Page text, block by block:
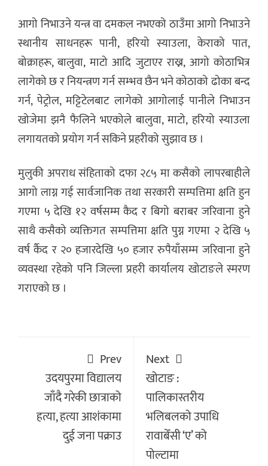
आगो निभाउने यन्त्र वा दमकल नभएको ठाउँमा आगो निभाउने
स्थानीय साधनहरू पानी, हरियो स्याउला, केराको पात,
बोक्राहरू, बालुवा, माटो आदि जुटाएर राख्न, आगो कोठाभित्र
लागेको छ र नियन्त्रण गर्न सम्भव छैन भने कोठाको ढोका बन्द
गर्न, पेट्रोल, मट्टिटेलबाट लागेको आगोलाई पानीले निभाउन
खोजेमा झनै फैलिने भएकोले बालुवा, माटो, हरियो स्याउला
लगायतको प्रयोग गर्न सकिने प्रहरीको सुझाव छ ।
मुलुकी अपराध संहिताको दफा २८५ मा कसैको लापरबाहीले
आगो लाग्न गई सार्वजानिक तथा सरकारी सम्पत्तिमा क्षति हुन
गएमा ५ देखि १२ वर्षसम्म कैद र बिगो बराबर जरिवाना हुने
साथै कसैको व्यक्तिगत सम्पत्तिमा क्षति पुग्न गएमा २ देखि ५
वर्ष र्कैद र २० हजारदेखि ५० हजार रुपैयाँसम्म जरिवाना हुने
व्यवस्था रहेको पनि जिल्ला प्रहरी कार्यालय खोटाङले स्मरण
गराएको छ ।
Prev
उदयपुरमा विद्यालय
जाँदै गरेकी छात्राको
हत्या, हत्या आशंकामा
दुई जना पक्राउ
Next
खोटाङ :
पालिकास्तरीय
भलिबलको उपाधि
रावाबेँसी ‘ए’ को
पोल्टामा